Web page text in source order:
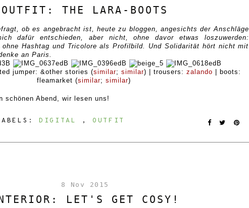
OUTFIT: THE LARA-BOOTS
ob es angebracht ist, heute zu bloggen, angesichts der Anschläge
dafür entschieden, aber nicht, ohne davor etwas loszuwerden:
ohne Hashtag und Tricolore als Profilbild. Und Solidarität hört nicht mit
an Paris.
jumper: &other stories (similar; similar) | trousers: zalando
| boots:
fleamarket (similar; similar)
schönen Abend, wir lesen uns!
DIGITAL , OUTFIT
8 Nov 2015
LET'S GET COSY!